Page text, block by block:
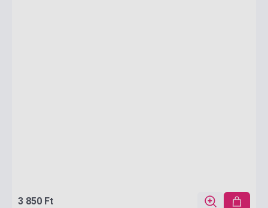
3 850 Ft